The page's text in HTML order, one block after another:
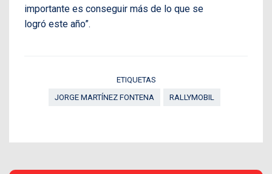
importante es conseguir más de lo que se
logró este año”.
ETIQUETAS
JORGE MARTÍNEZ FONTENA
RALLYMOBIL